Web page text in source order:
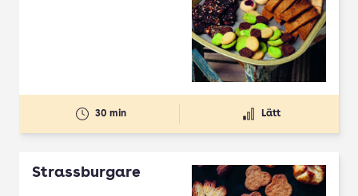
30 min Lätt
Strassburgare